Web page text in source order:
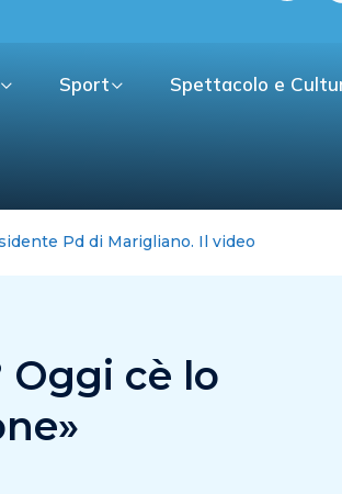
Sport Spettacolo e
è il tema dell’anno
cè lo